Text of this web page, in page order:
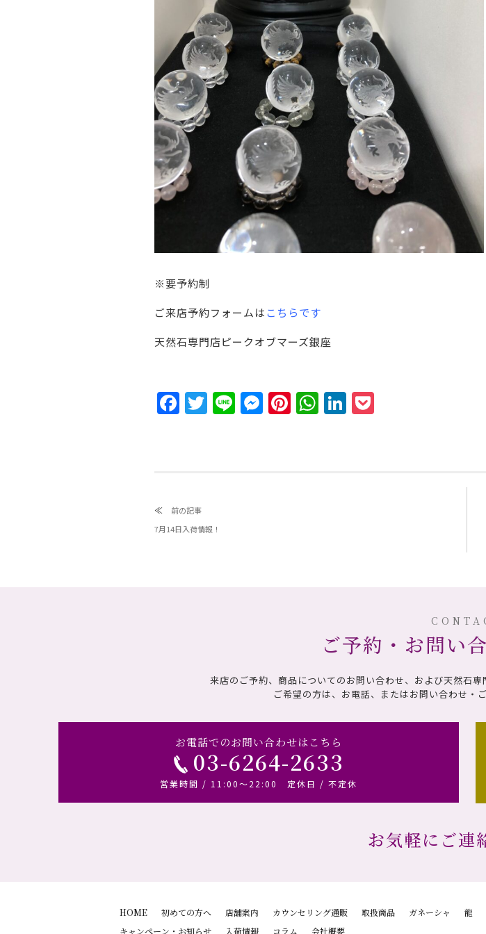
※要予約制
ご来店予約フォームはこちらです
天然石専門店ピークオブマーズ銀座
FacebookTwitterLine MessengerPinterestWhatsAppLinkedIn
≪ 前の記事
7月14日入荷情報！
ご予約・お問い
来店のご予約、商品についてのお問い合わせ、および天然石
ご希望の方は、お電話、またはお問い合わせ・
お電話でのお問い合わせはこちら
03-6264-2633
営業時間 / 11:00～22:00 定休日 / 不定休
お気軽にご連
HOME 初めての方へ 店舗案内 カウンセリング通販 取扱商品 ガネーシャ 龍
キャンペーン・お知らせ
入荷情報 コラム 会社概要